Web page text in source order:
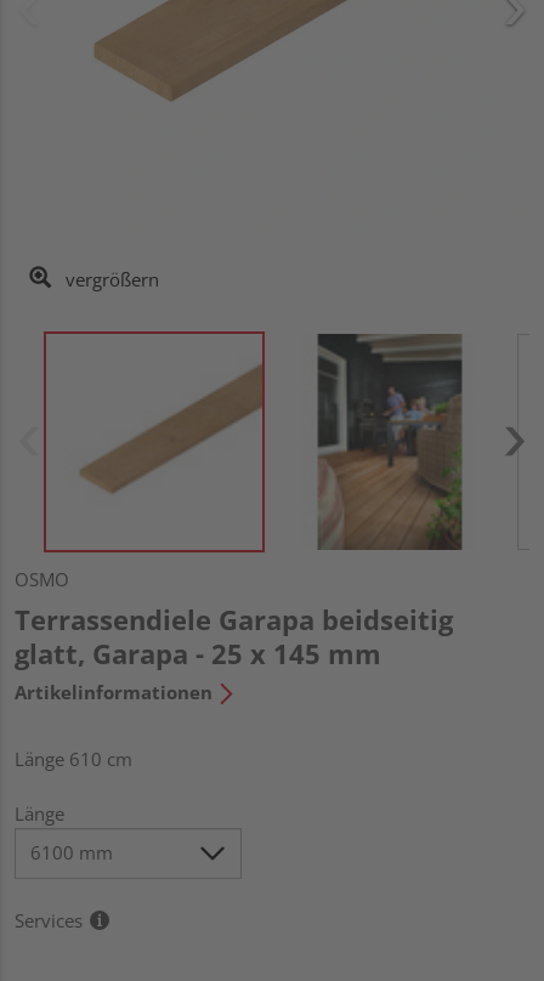
vergrößern
OSMO
Terrassendiele Garapa beidseitig
glatt, Garapa - 25 x 145 mm
Artikelinformationen
Länge 610 cm
Länge
Services